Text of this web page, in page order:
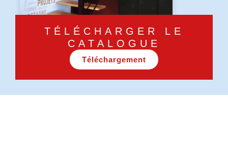
TÉLÉCHARGER LE
CATALOGUE
Téléchargement